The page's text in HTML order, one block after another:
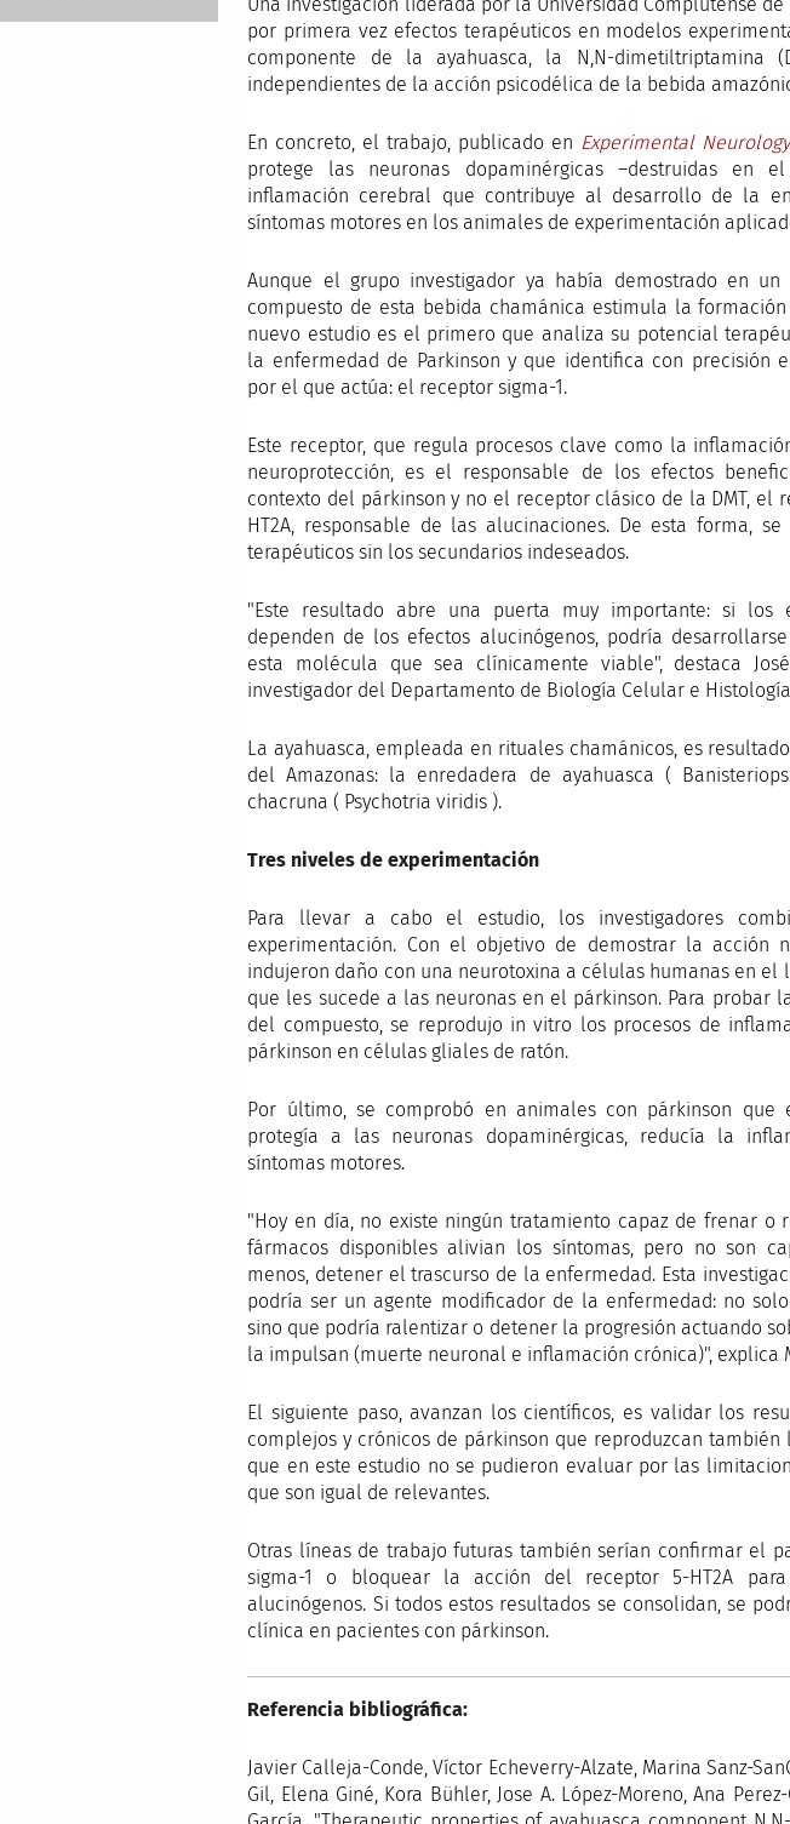
Una investigación liderada por la Universidad Complutense de
por primera vez efectos terapéuticos en modelos
componente de la ayahuasca, la N,N-dimetiltriptamina
independientes de la acción psicodélica de la bebida
En concreto, el trabajo, publicado en Experimental Neurology
protege las neuronas dopaminérgicas –destruidas en
inflamación cerebral que contribuye al desarrollo de la
síntomas motores en los animales de experimentación
Aunque el grupo investigador ya había demostrado en
compuesto de esta bebida chamánica estimula la
nuevo estudio es el primero que analiza su potencial
la enfermedad de Parkinson y que identifica con precisión
por el que actúa: el receptor sigma-1.
Este receptor, que regula procesos clave como la
neuroprotección, es el responsable de los efectos
contexto del párkinson y no el receptor clásico de la DMT, el
HT2A, responsable de las alucinaciones. De esta forma,
terapéuticos sin los secundarios indeseados.
"Este resultado abre una puerta muy importante: si los
dependen de los efectos alucinógenos, podría
esta molécula que sea clínicamente viable", destaca
investigador del Departamento de Biología Celular e Histología
La ayahuasca, empleada en rituales chamánicos, es
del Amazonas: la enredadera de ayahuasca (
chacruna ( Psychotria viridis ).
Tres niveles de experimentación
Para llevar a cabo el estudio, los investigadores
experimentación. Con el objetivo de demostrar la acción
indujeron daño con una neurotoxina a células humanas en
que les sucede a las neuronas en el párkinson. Para probar
del compuesto, se reprodujo in vitro los procesos de
párkinson en células gliales de ratón.
Por último, se comprobó en animales con párkinson que
protegía a las neuronas dopaminérgicas, reducía la
síntomas motores.
"Hoy en día, no existe ningún tratamiento capaz de frenar o
fármacos disponibles alivian los síntomas, pero no son
menos, detener el trascurso de la enfermedad. Esta
podría ser un agente modificador de la enfermedad: no
sino que podría ralentizar o detener la progresión actuando
la impulsan (muerte neuronal e inflamación crónica)", explica
El siguiente paso, avanzan los científicos, es validar los
complejos y crónicos de párkinson que reproduzcan también
que en este estudio no se pudieron evaluar por las
que son igual de relevantes.
Otras líneas de trabajo futuras también serían confirmar el
sigma-1 o bloquear la acción del receptor 5-HT2A
alucinógenos. Si todos estos resultados se consolidan, se
clínica en pacientes con párkinson.
Referencia bibliográfica:
Javier Calleja-Conde, Víctor Echeverry-Alzate, Marina Sanz-
Gil, Elena Giné, Kora Bühler, Jose A. López-Moreno, Ana